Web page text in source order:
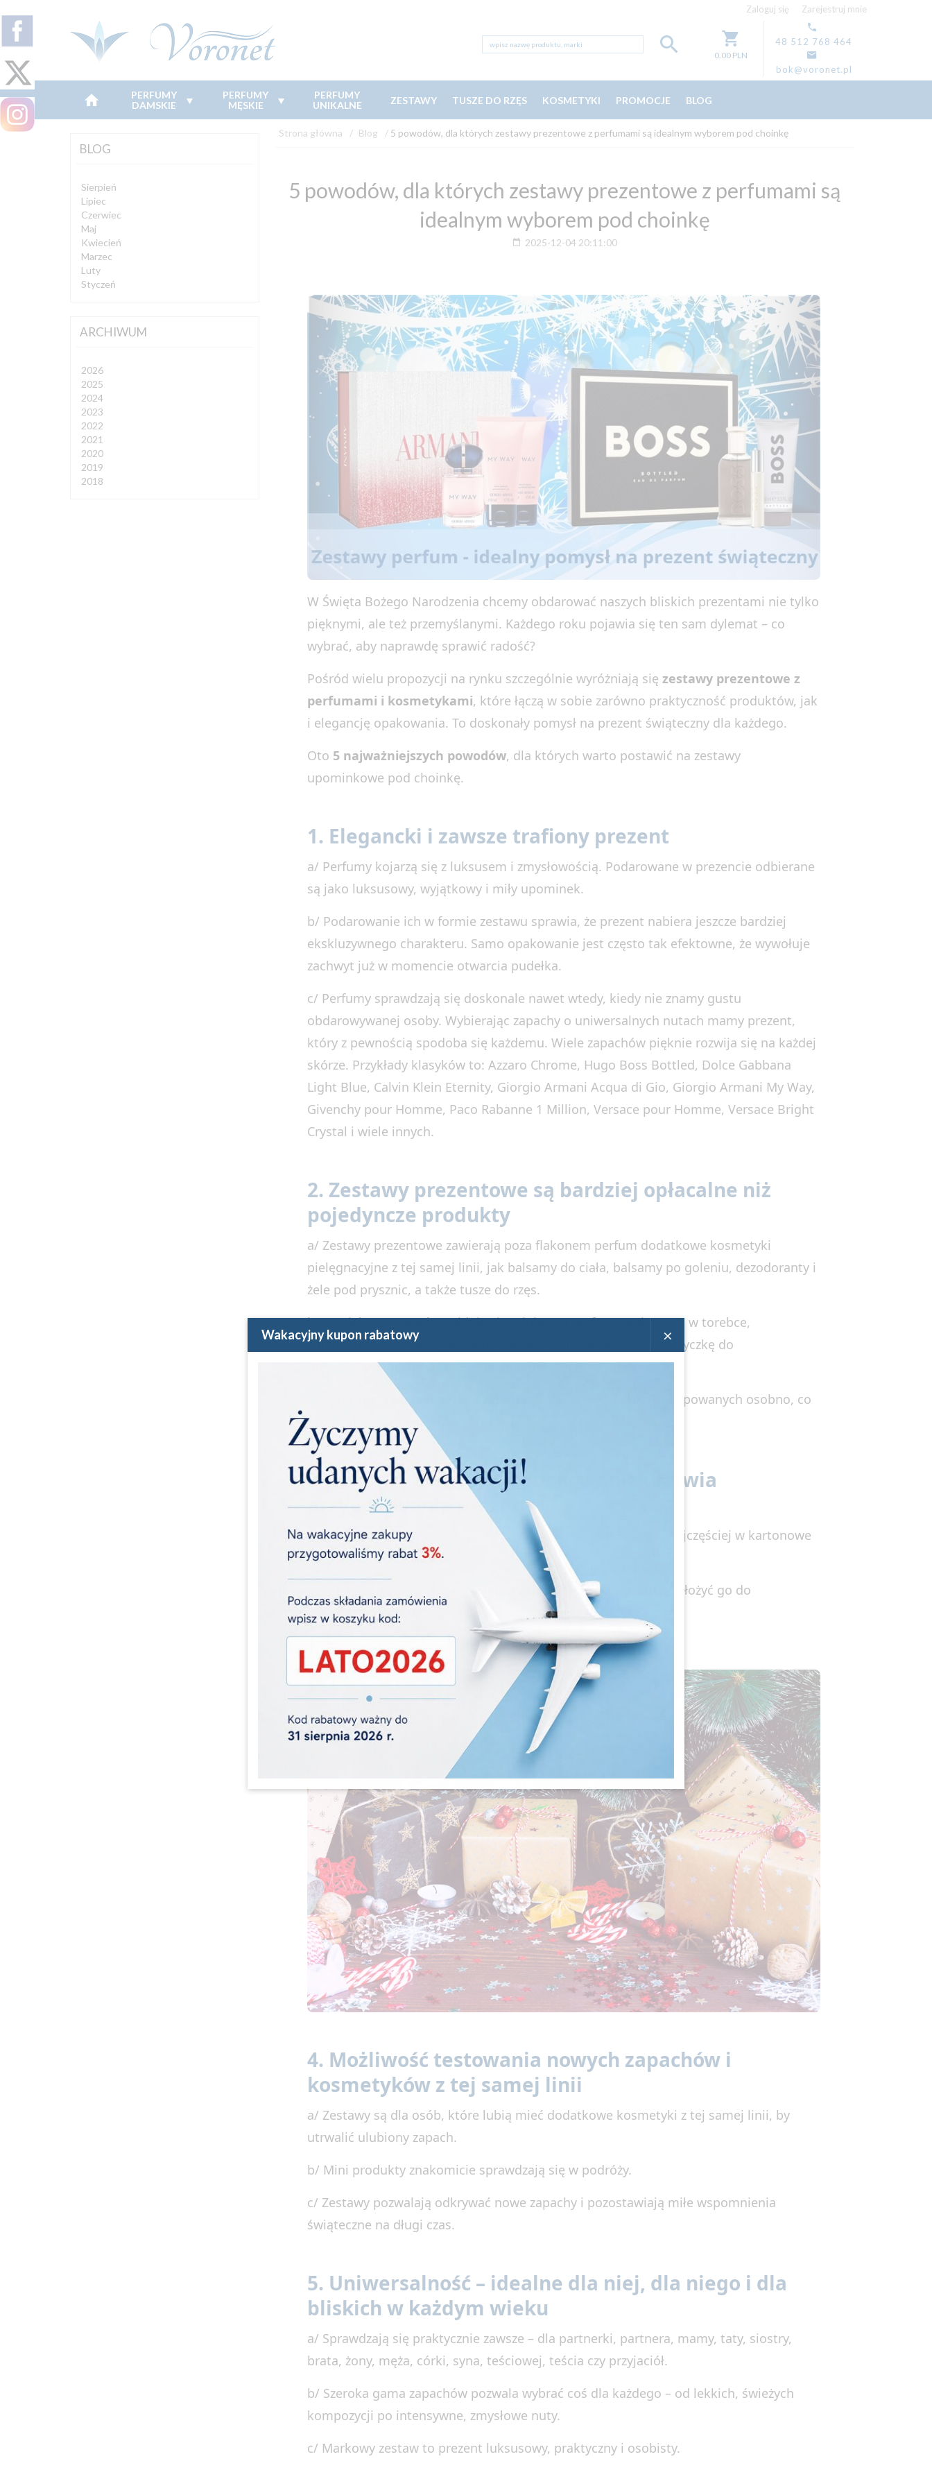
Zaloguj się Zarejestruj mnie
0.00PLN
48 512 768 464
bok@voronet.pl
PERFUMY
DAMSKIE
PERFUMY
MĘSKIE
PERFUMY
UNIKALNE
ZESTAWY TUSZE DO RZĘS KOSMETYKI PROMOCJE BLOG
BLOG
Sierpień
Lipiec
Czerwiec
Maj
Kwiecień
Marzec
Luty
Styczeń
ARCHIWUM
2026
2025
2024
2023
2022
2021
2020
2019
2018
Strona główna Blog 5 powodów, dla których zestawy prezentowe z perfumami są idealnym wyborem pod choinkę
5 powodów, dla których zestawy prezentowe z perfumami są
idealnym wyborem pod choinkę
2025-12-04 20:11:00
W Święta Bożego Narodzenia chcemy obdarować naszych bliskich prezentami nie tylko
pięknymi, ale też przemyślanymi. Każdego roku pojawia się ten sam dylemat – co
wybrać, aby naprawdę sprawić radość?
Pośród wielu propozycji na rynku szczególnie wyróżniają sięzestawy prezentowe z
perfumami i kosmetykami, które łączą w sobie zarówno praktyczność produktów, jak
i elegancję opakowania. To doskonały pomysł na prezent świąteczny dla każdego.
Oto 5 najważniejszych powodów, dla których warto postawić na zestawy
upominkowe pod choinkę.
1. Elegancki i zawsze trafiony prezent
a/ Perfumy kojarzą się z luksusem i zmysłowością. Podarowane w prezencie odbierane
są jako luksusowy, wyjątkowy i miły upominek.
b/ Podarowanie ich w formie zestawu sprawia, że prezent nabiera jeszcze bardziej
ekskluzywnego charakteru. Samo opakowanie jest często tak efektowne, że wywołuje
zachwyt już w momencie otwarcia pudełka.
c/ Perfumy sprawdzają się doskonale nawet wtedy, kiedy nie znamy gustu
obdarowywanej osoby. Wybierając zapachy o uniwersalnych nutach mamy prezent,
który z pewnością spodoba się każdemu. Wiele zapachów pięknie rozwija się na każdej
skórze. Przykłady klasyków to: Azzaro Chrome, Hugo Boss Bottled, Dolce Gabbana
Light Blue, Calvin Klein Eternity, Giorgio Armani Acqua di Gio, Giorgio Armani My Way,
Givenchy pour Homme, Paco Rabanne 1 Million, Versace pour Homme, Versace Bright
Crystal i wiele innych.
2. Zestawy prezentowe są bardziej opłacalne niż
pojedyncze produkty
a/ Zestawy prezentowe zawierają poza flakonem perfum dodatkowe kosmetyki
pielęgnacyjne z tej samej linii, jak balsamy do ciała, balsamy po goleniu, dezodoranty i
żele pod prysznic, a także tusze do rzęs.
b/ W wielu zestawach znajduje się miniatura perfum, praktyczna w torebce,
samochodzie lub na wyjazdach. Czasami spotyka się też kosmetyczkę do
przechowywania produktów lub markowe ręczniki.
Cena zestawu jest zazwyczaj niższa
niż suma produktów kupowanych osobno, co
przynosi oszczędność nawet do 25%.
3. Gotowe, efektowne opakowanie ułatwia
przygotowanie prezentu
a/ Markowe zestawy prezentowe są elegancko zapakowane – najczęściej w kartonowe
lub rzadziej metalowe pudełka.
b/ Nie trzeba już pakować prezentu własnoręcznie – wystarczy włożyć go do
świątecznej torebki.
c/ Oszczędzamy czas, a prezent i tak wygląda wyjątkowo ładnie.
4. Możliwość testowania nowych zapachów i
kosmetyków z tej samej linii
a/ Zestawy są dla osób, które lubią mieć dodatkowe kosmetyki z tej samej linii, by
utrwalić ulubiony zapach.
b/ Mini produkty znakomicie sprawdzają się w podróży.
c/ Zestawy pozwalają odkrywać nowe zapachy i pozostawiają miłe wspomnienia
świąteczne na długi czas.
5. Uniwersalność – idealne dla niej, dla niego i dla
bliskich w każdym wieku
a/ Sprawdzają się praktycznie zawsze – dla partnerki, partnera, mamy, taty, siostry,
brata, żony, męża, córki, syna, teściowej, teścia czy przyjaciół.
b/ Szeroka gama zapachów pozwala wybrać coś dla każdego – od lekkich, świeżych
kompozycji po intensywne, zmysłowe nuty.
c/ Markowy zestaw to prezent luksusowy, praktyczny i osobisty.
×
Wakacyjny kupon rabatowy